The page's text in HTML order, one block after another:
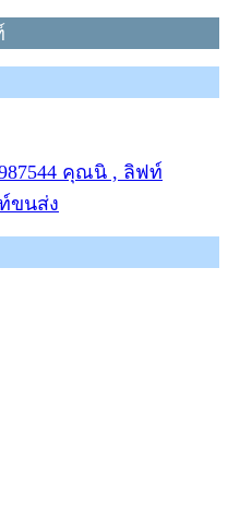
คุณนิ , ลิฟท์
ขนส่ง